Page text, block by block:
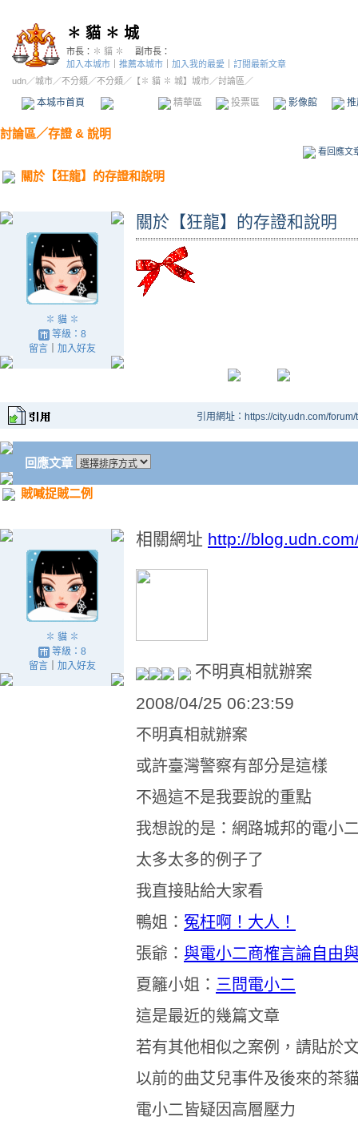
✽ 貓 ✽ 城
市長： ✽ 貓 ✽
副市長：
加入本城市
推薦本城市 加入我的最愛
訂閱最新文章
udn／城市／不分類 ／不分類 ／ 【✽ 貓 ✽ 城】城市／討論區／
本城市首頁 精華區 投票區 影像館
討論區／存證 & 說明
看回應文
關於【狂龍】的存證和說明
✽ 貓 ✽
等級：8
留言｜ 加入好友
關於【狂龍】的存證和說明
引用網址：https://city.udn.com/
回應文章
賊喊捉賊二例
✽ 貓 ✽
等級：8
留言｜ 加入好友
相關網址 http://
不明真相就辦案
2008/04/25 06:23:59
不明真相就辦案
或許臺灣警察有部分是這樣
不過這不是我要說的重點
我想說的是：網路城邦的電小
太多太多的例子了
我直接貼給大家看
鴨姐： 冤枉啊！大人！
張爺： 與電小二商榷言論自由
夏籬小姐： 三問電小二
這是最近的幾篇文章
若有其他相似之案例，請貼於
以前的曲艾兒事件及後來的茶
電小二皆疑因高層壓力